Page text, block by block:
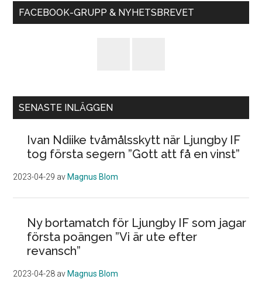
FACEBOOK-GRUPP & NYHETSBREVET
SENASTE INLÄGGEN
Ivan Ndiike tvåmålsskytt när Ljungby IF
tog första segern ”Gott att få en vinst”
2023-04-29 av Magnus Blom
Ny bortamatch för Ljungby IF som jagar
första poängen ”Vi är ute efter
revansch”
2023-04-28 av Magnus Blom